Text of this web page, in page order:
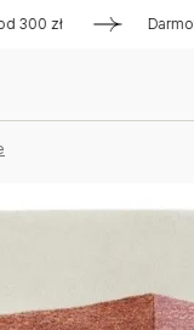
zł Darmowa